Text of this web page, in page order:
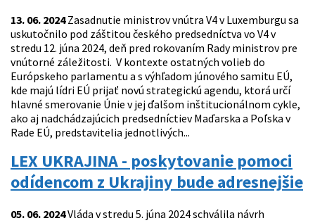
13. 06. 2024Zasadnutie ministrov vnútra V4 v Luxemburgu sa
uskutočnilo pod záštitou českého predsedníctva vo V4 v
stredu 12. júna 2024, deň pred rokovaním Rady ministrov pre
vnútorné záležitosti. V kontexte ostatných volieb do
Európskeho parlamentu a s výhľadom júnového samitu EÚ,
kde majú lídri EÚ prijať novú strategickú agendu, ktorá určí
hlavné smerovanie Únie v jej ďalšom inštitucionálnom cykle,
ako aj nadchádzajúcich predsedníctiev Maďarska a Poľska v
Rade EÚ, predstavitelia jednotlivých...
LEX UKRAJINA - poskytovanie pomoci
odídencom z Ukrajiny bude adresnejšie
05. 06. 2024Vláda v stredu 5. júna 2024 schválila návrh